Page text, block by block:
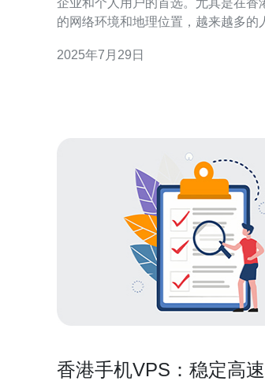
企业和个人用户的首选。尤其是在香
的网络环境和地理位置，越来越多的
新手提供一份详尽的使用指南和操作技巧。
2025年7月29日
香港手机VPS：稳定高